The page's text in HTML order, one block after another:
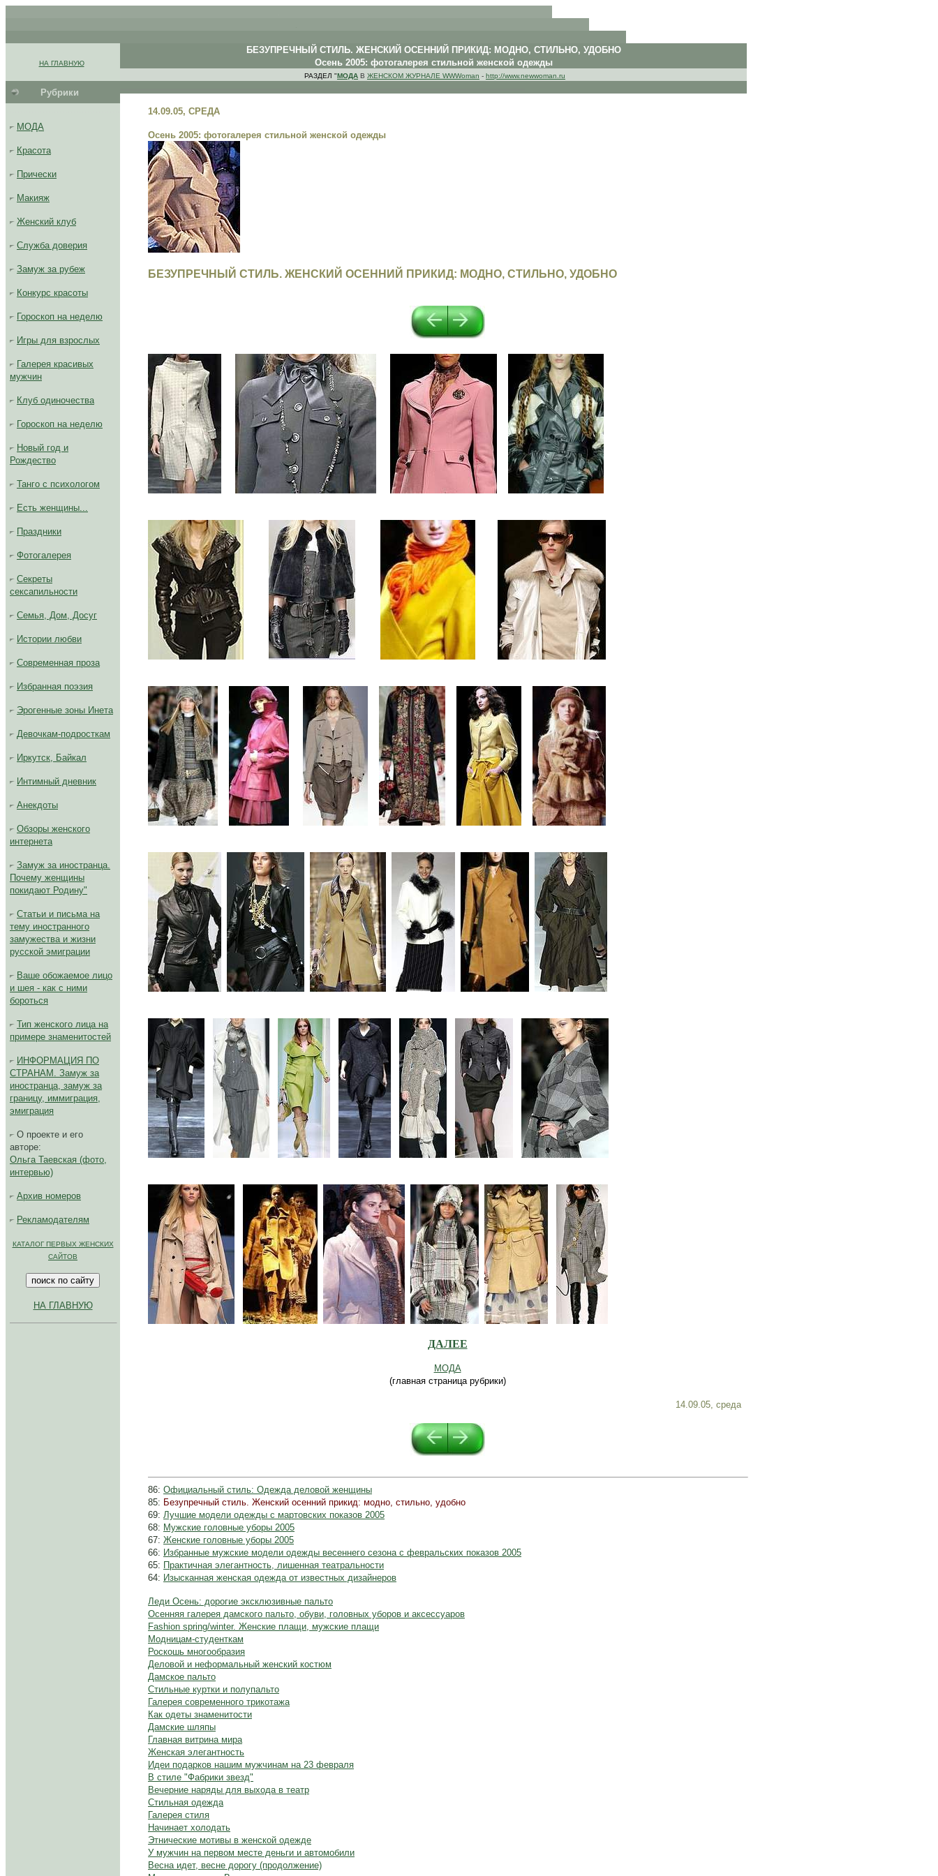
НА ГЛАВНУЮ.
Рубрики
МОДА
Красота
Прически
Макияж
Женский клуб
Служба доверия
Замуж за рубеж
Конкурс красоты
Гороскоп на неделю
Игры для взрослых
Галерея красивых
мужчин
Клуб одиночества
Гороскоп на неделю
Новый год и
Рождество
Танго с психологом
Есть женщины...
Праздники
Фотогалерея
Секреты
сексапильности
Семья, Дом, Досуг
Истории любви
Современная проза
Избранная поэзия
Эрогенные зоны Инета
Девочкам-подросткам
Иркутск, Байкал
Интимный дневник
Анекдоты
Обзоры женского
интернета
Замуж за иностранца.
Почему женщины
покидают Родину"
Статьи и письма на
тему иностранного
замужества и жизни
русской эмиграции
Ваше обожаемое лицо
и шея - как с ними
бороться
Тип женского лица на
примере знаменитостей
ИНФОРМАЦИЯ ПО
СТРАНАМ. Замуж за
иностранца, замуж за
границу, иммиграция,
эмиграция
О проекте и его
авторе:
Ольга Таевская (фото,
интервью)
Архив номеров
Рекламодателям
КАТАЛОГ ПЕРВЫХ ЖЕНСКИХ
САЙТОВ
НА ГЛАВНУЮ
БЕЗУПРЕЧНЫЙ СТИЛЬ. ЖЕНСКИЙ ОСЕННИЙ ПРИКИД: МОДНО, СТИЛЬНО, УДОБНО
Осень 2005: фотогалерея стильной женской одежды
РАЗДЕЛ "МОДА В ЖЕНСКОМ ЖУРНАЛЕ WWWoman - http://www.newwoman.ru
14.09.05, СРЕДА
Осень 2005: фотогалерея стильной женской одежды
БЕЗУПРЕЧНЫЙ СТИЛЬ. ЖЕНСКИЙ ОСЕННИЙ ПРИКИД: МОДНО, СТИЛЬНО, УДОБНО
ДАЛЕЕ
МОДА
(главная страница рубрики)
14.09.05, среда..
86: Официальный стиль: Одежда деловой женщины
85: Безупречный стиль. Женский осенний прикид: модно, стильно, удобно
69: Лучшие модели одежды с мартовских показов 2005
68: Мужские головные уборы 2005
67: Женские головные уборы 2005
66: Избранные мужские модели одежды весеннего сезона с февральских показов 2005
65: Практичная элегантность, лишенная театральности
64: Изысканная женская одежда от известных дизайнеров
Леди Осень: дорогие эксклюзивные пальто
Осенняя галерея дамского пальто, обуви, головных уборов и аксессуаров
Fashion spring/winter. Женские плащи, мужские плащи
Модницам-студенткам
Роскошь многообразия
Деловой и неформальный женский костюм
Дамское пальто
Стильные куртки и полупальто
Галерея современного трикотажа
Как одеты знаменитости
Дамские шляпы
Главная витрина мира
Женская элегантность
Идеи подарков нашим мужчинам на 23 февраля
В стиле "Фабрики звезд"
Вечерние наряды для выхода в театр
Стильная одежда
Галерея стиля
Начинает холодать
Этнические мотивы в женской одежде
У мужчин на первом месте деньги и автомобили
Весна идет, весне дорогу (продолжение)